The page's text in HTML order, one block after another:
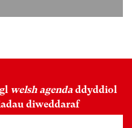
welsh agenda ddyddiol
diweddaraf